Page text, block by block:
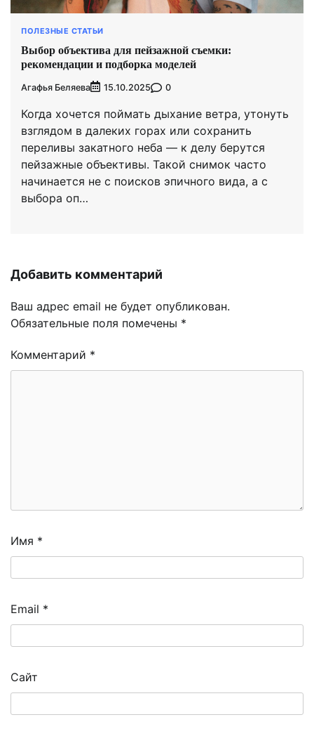
ПОЛЕЗНЫЕ СТАТЬИ
Выбор объектива для пейзажной съемки:
рекомендации и подборка моделей
Агафья Беляева 15.10.2025 0
Когда хочется поймать дыхание ветра, утонуть
взглядом в далеких горах или сохранить
переливы закатного неба — к делу берутся
пейзажные объективы. Такой снимок часто
начинается не с поисков эпичного вида, а с
выбора оп…
Добавить комментарий
Ваш адрес email не будет опубликован.
Обязательные поля помечены *
Комментарий *
Имя *
Email *
Сайт